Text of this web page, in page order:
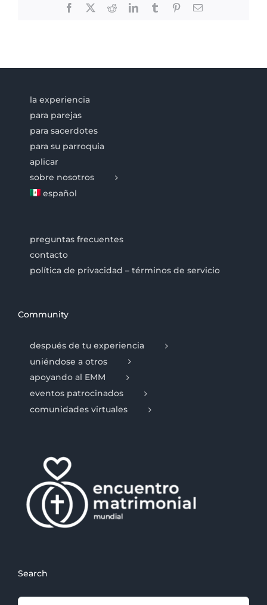
Facebook RedditLinkedInTumblr PinterestEmail
la experiencia
para parejas
para sacerdotes
para su parroquia
aplicar
sobre nosotros
español
preguntas frecuentes
contacto
política de privacidad – términos de servicio
Community
después de tu experiencia
uniéndose a otros
apoyando al EMM
eventos patrocinados
comunidades virtuales
Search